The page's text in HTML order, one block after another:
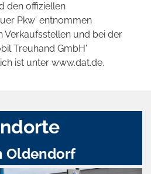
den offiziellen
Pkw' entnommen
Verkaufsstellen und bei der
Treuhand GmbH'
ist unter www.dat.de.
Oldendorf